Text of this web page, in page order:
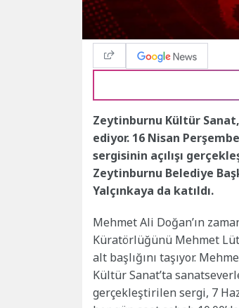
Zeytinburnu Kültür
ediyor. 16 Nisan
sergisinin açılışı
Zeytinburnu Belediye
Yalçınkaya da katıldı.
Mehmet Ali Doğan’ın
Küratörlüğünü Mehmet Lütfi
alt başlığını taşıyor.
Kültür Sanat’ta
gerçekleştirilen sergi, 7